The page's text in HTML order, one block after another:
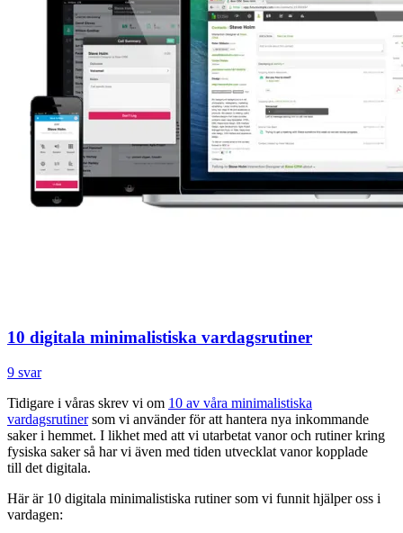
10 digitala minimalistiska vardagsrutiner
9 svar
Tidigare i våras skrev vi om 10 av våra minimalistiska
vardagsrutinersom vi använder för att hantera nya inkommande
saker i hemmet. I likhet med att vi utarbetat vanor och rutiner kring
fysiska saker så har vi även med tiden utvecklat vanor kopplade
till det digitala.
Här är 10 digitala minimalistiska rutiner som vi funnit hjälper oss i
vardagen: